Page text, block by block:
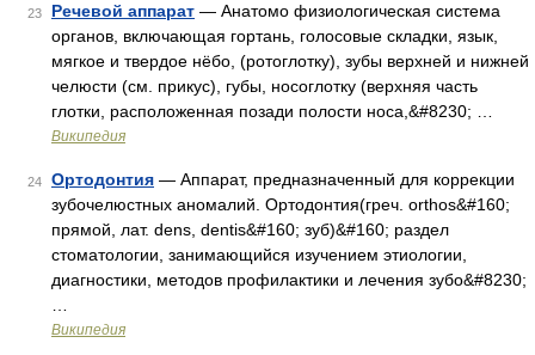
23 Речевой аппарат — Анатомо физиологическая система
органов, включающая гортань, голосовые складки, язык,
мягкое и твердое нёбо, (ротоглотку), зубы верхней и нижней
челюсти (см. прикус), губы, носоглотку (верхняя часть
глотки, расположенная позади полости носа,&#8230; …
Википедия
24 Ортодонтия — Аппарат, предназначенный для коррекции
зубочелюстных аномалий. Ортодонтия(греч. orthos&#160;
прямой, лат. dens, dentis&#160; зуб)&#160; раздел
стоматологии, занимающийся изучением этиологии,
диагностики, методов профилактики и лечения зубо&#8230;
Википедия